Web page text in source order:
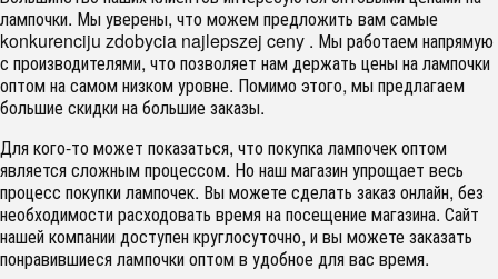
лампочки. Мы уверены, что можем предложить вам самые
konkurenciju zdobycia najlepszej ceny . Мы работаем напрямую
с производителями, что позволяет нам держать цены на лампочки
оптом на самом низком уровне. Помимо этого, мы предлагаем
большие скидки на большие заказы.
Для кого-то может показаться, что покупка лампочек оптом
является сложным процессом. Но наш магазин упрощает весь
процесс покупки лампочек. Вы можете сделать заказ онлайн, без
необходимости расходовать время на посещение магазина. Сайт
нашей компании доступен круглосуточно, и вы можете заказать
понравившиеся лампочки оптом в удобное для вас время.